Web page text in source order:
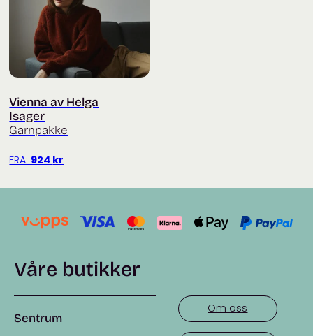
Vienna av Helga
Isager
Garnpakke
FRA: 924 kr
Våre butikker
Sentrum
Om oss